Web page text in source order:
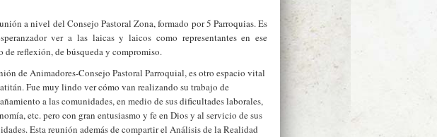
a nivel del Consejo Pastoral Zona, formado por 5 Parroquias. Es
ver a las laicas y laicos como representantes en ese
de reflexión, de búsqueda y compromiso.
de Animadores-Consejo Pastoral Parroquial, es otro espacio vital
Fue muy lindo ver cómo van realizando su trabajo de
a las comunidades, en medio de sus dificultades laborales,
etc. pero con gran entusiasmo y fe en Dios y al servicio de sus
Esta reunión además de compartir el Análisis de la Realidad